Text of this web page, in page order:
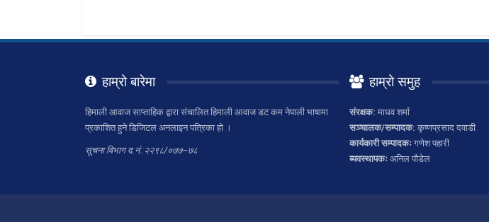
हाम्रो बारेमा
हिमाली आवाज साप्ताहिक द्वारा संचालित हिमाली आवाज डट कम नेपाली भाषामा
प्रकाशित हुने डिजिटल अनलाइन पत्रिका हो ।
सूचना विभाग द.नं.:२२९८/०७७–७८
हाम्रो समुह
संरक्षक: माधव शर्मा
सञ्चालक/सम्पादक: कृष्णप्रसाद दवाडी
कार्यकारी सम्पादकःगणेश पहारी
ब्यवस्थापकःअनिल पौडेल